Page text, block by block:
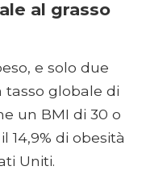
al grasso
e solo due
tasso globale di
un BMI di 30 o
14,9% di obesità
Uniti.